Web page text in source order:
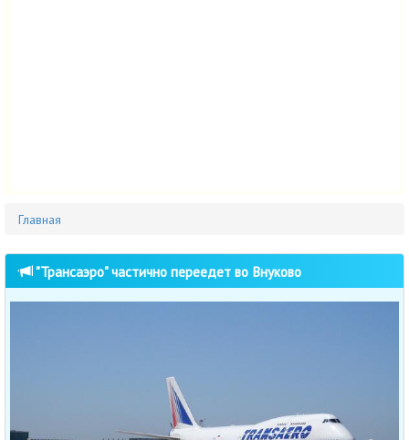
Главная
"Трансаэро" частично переедет во Внуково